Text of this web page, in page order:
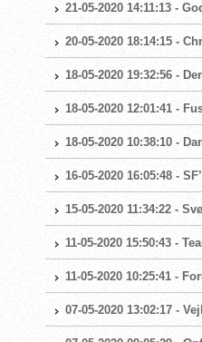
21-05-2020 14:11:13 -
20-05-2020 18:14:15 -
18-05-2020 19:32:56 -
18-05-2020 12:01:41 -
18-05-2020 10:38:10 -
16-05-2020 16:05:48 -
15-05-2020 11:34:22 -
11-05-2020 15:50:43 -
11-05-2020 10:25:41 -
07-05-2020 13:02:17 -